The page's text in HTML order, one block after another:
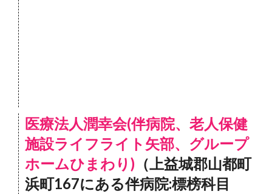
医療法人潤幸会(伴病院、老人保健
施設ライフライト矢部、グループ
ホームひまわり) （上益城郡山都町
浜町167にある伴病院:標榜科目